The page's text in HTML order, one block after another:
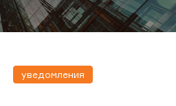
уведомления